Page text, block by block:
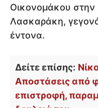
Οικονομάκου
Λασκαράκη,
έντονα.
Δείτε επίσης:
Αποστάσεις από
επιστροφή,